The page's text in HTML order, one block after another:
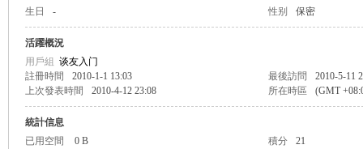
生日 - 性别 保密
活躍概況
用戶組 谈友入门
註冊時間
2010-1-1 13:03 最後訪問
2010-5-11
上次發表時間
2010-4-12 23:08 所在時區 (GMT
統計信息
已用空間
0 B 積分
21